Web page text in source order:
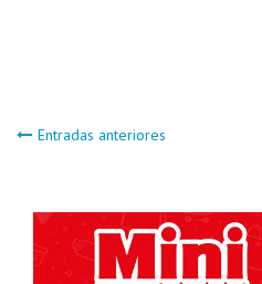
Navegación
de
entradas
Entradas anteriores